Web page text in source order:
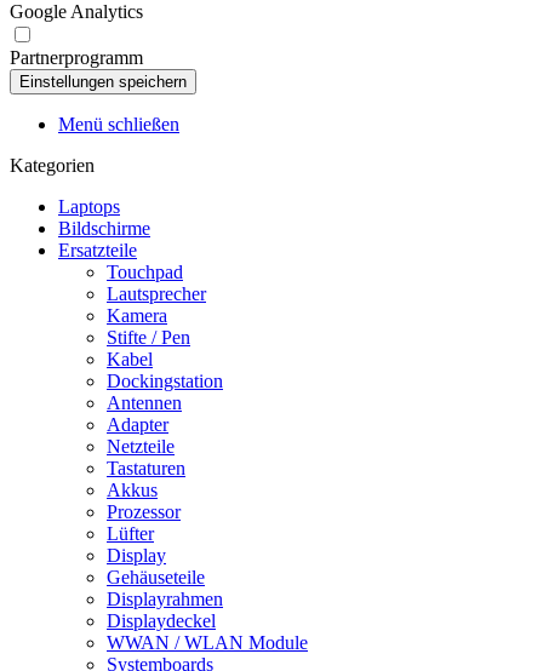
Google Analytics
Partnerprogramm
Menü schließen
Kategorien
Laptops
Bildschirme
Ersatzteile
Touchpad
Lautsprecher
Kamera
Stifte / Pen
Kabel
Dockingstation
Antennen
Adapter
Netzteile
Tastaturen
Akkus
Prozessor
Lüfter
Display
Gehäuseteile
Displayrahmen
Displaydeckel
WWAN / WLAN Module
Systemboards